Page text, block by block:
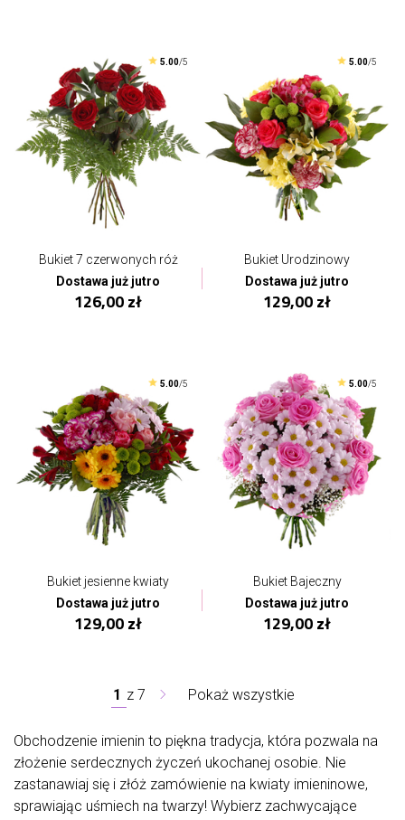
5.00/5
Bukiet 7 czerwonych róż
Dostawa już jutro
126,00 zł
5.00/5
Bukiet Urodzinowy
Dostawa już jutro
129,00 zł
5.00/5
Bukiet jesienne kwiaty
Dostawa już jutro
129,00 zł
5.00/5
Bukiet Bajeczny
Dostawa już jutro
129,00 zł
1 z 7 Pokaż wszystkie
Obchodzenie imienin to piękna tradycja, która pozwala na
złożenie serdecznych życzeń ukochanej osobie. Nie
zastanawiaj się i złóż zamówienie na kwiaty imieninowe,
sprawiając uśmiech na twarzy! Wybierz zachwycające